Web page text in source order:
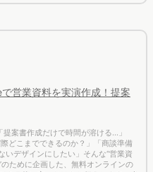
案書作成だけで時間が溶ける…」
どこまでできるのか？」「商談準備
いデザインにしたい」そんな“営業資
ために企画した、無料オンラインの
る使い方」だけをお伝えします。当